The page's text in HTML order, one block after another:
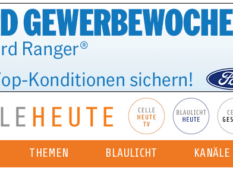
THEMEN BLAULICHT KANÄLE